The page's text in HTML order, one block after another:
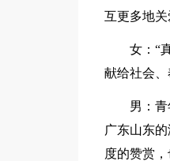
互更多地关
女：“
献给社会、
男：
广东山东
度的赞赏